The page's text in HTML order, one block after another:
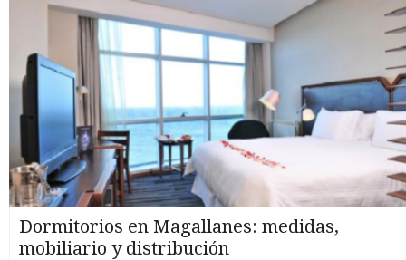
Dormitorios en Magallanes: medidas,
mobiliario y distribución